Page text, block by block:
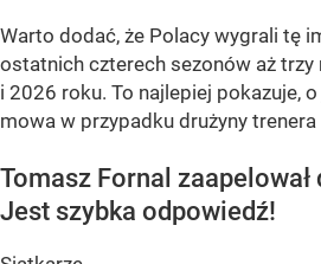
Warto dodać, że Polacy wygrali tę
ostatnich czterech sezonów aż trzy
i 2026 roku. To najlepiej pokazuje,
mowa w przypadku drużyny
Tomasz Fornal
Jest szybka odpowiedź!